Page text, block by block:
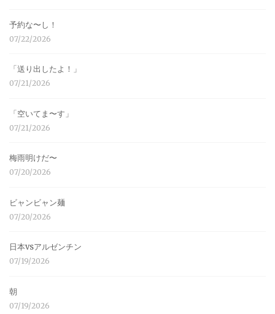
予約な〜し！
07/22/2026
「送り出したよ！」
07/21/2026
「空いてま〜す」
07/21/2026
梅雨明けだ〜
07/20/2026
ビャンビャン麺
07/20/2026
日本vsアルゼンチン
07/19/2026
朝
07/19/2026